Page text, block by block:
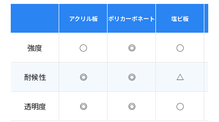
アクリル板 ポリカーボネート 塩ビ板
強度 ◯ ◎ ◯
耐候性 ◎ ◎ △
透明度 ◎ ◎ ◯